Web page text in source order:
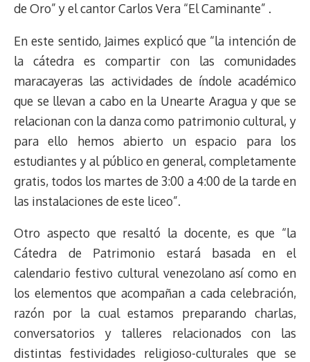
de Oro” y el cantor Carlos Vera “El Caminante” .
En este sentido, Jaimes explicó que “la intención de
la cátedra es compartir con las comunidades
maracayeras las actividades de índole académico
que se llevan a cabo en la Unearte Aragua y que se
relacionan con la danza como patrimonio cultural, y
para ello hemos abierto un espacio para los
estudiantes y al público en general, completamente
gratis, todos los martes de 3:00 a 4:00 de la tarde en
las instalaciones de este liceo”.
Otro aspecto que resaltó la docente, es que “la
Cátedra de Patrimonio estará basada en el
calendario festivo cultural venezolano así como en
los elementos que acompañan a cada celebración,
razón por la cual estamos preparando charlas,
conversatorios y talleres relacionados con las
distintas festividades religioso-culturales que se